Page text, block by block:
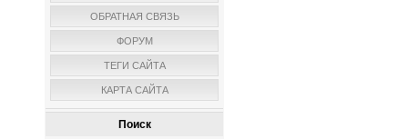
ОБРАТНАЯ СВЯЗЬ
ФОРУМ
ТЕГИ САЙТА
КАРТА САЙТА
Поиск